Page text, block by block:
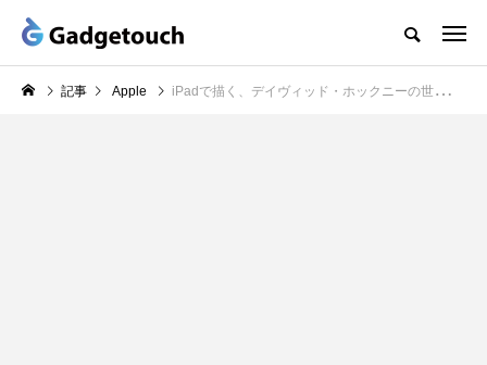
記事 Apple iPadで描く、デイヴィッド・ホックニーの世界とは？東京都現代美術館のWORKSHOPをリポート